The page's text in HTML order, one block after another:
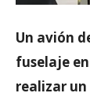
Un avión
fuselaje
realizar